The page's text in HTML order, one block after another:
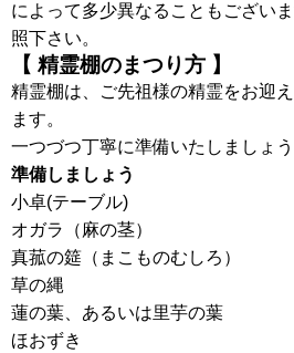
によって多少異なることもござい
照下さい。
【 精霊棚のまつり方 】
精霊棚は、ご先祖様の精霊をお迎
ます。
一つづつ丁寧に準備いたしましょう
準備しましょう
小卓(テーブル)
オガラ（麻の茎）
真菰の筵（まこものむしろ）
草の縄
蓮の葉、あるいは里芋の葉
ほおずき